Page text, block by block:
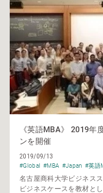
《英語MBA》 2019年
ンを開催
2019/09/13
#Global #MBA #Japan #英語
名古屋商科大学ビジネス
ビジネスケースを教材と